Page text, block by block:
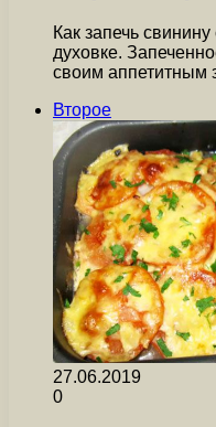
Как запечь
духовке.
своим аппетитным
Второе
27.06.2019
0